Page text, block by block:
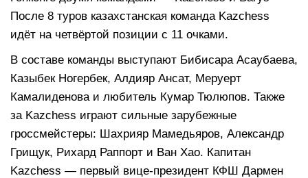
После 8 туров казахстанская команда Kazсhess
идёт на четвёртой позиции с 11 очками.
В составе команды выступают Бибисара Асаубаева,
Казыбек Ногербек, Алдияр Ансат, Меруерт
Камалиденова и любитель Кумар Тюлюпов. Также
за Kazсhess играют сильные зарубежные
гроссмейстеры: Шахрияр Мамедьяров, Александр
Грищук, Рихард Раппорт и Ван Хао. Капитан
Kazсhess — первый вице-президент КФШ Дармен